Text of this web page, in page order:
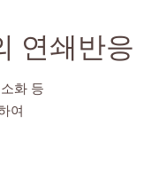
연쇄반응
화 등
여